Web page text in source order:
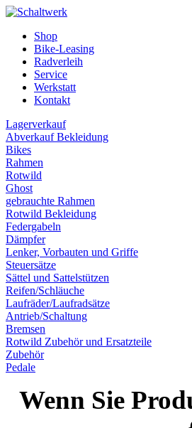
Shop
Bike-Leasing
Radverleih
Service
Werkstatt
Kontakt
Lagerverkauf
Abverkauf Bekleidung
Bikes
Rahmen
Rotwild
Ghost
gebrauchte Rahmen
Rotwild Bekleidung
Federgabeln
Dämpfer
Lenker, Vorbauten und Griffe
Steuersätze
Sättel und Sattelstützen
Reifen/Schläuche
Laufräder/Laufradsätze
Antrieb/Schaltung
Bremsen
Rotwild Zubehör und Ersatzteile
Zubehör
Pedale
Wenn Sie